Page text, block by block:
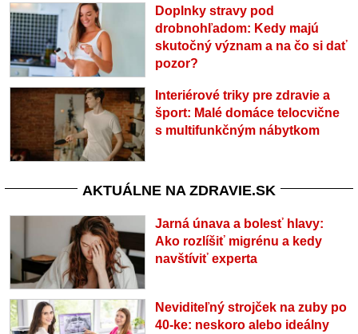
Doplnky stravy pod
drobnohľadom: Kedy majú
skutočný význam a na čo si dať
pozor?
Interiérové triky pre zdravie a
šport: Malé domáce telocvične
s multifunkčným nábytkom
AKTUÁLNE NA ZDRAVIE.SK
Jarná únava a bolesť hlavy:
Ako rozlíšiť migrénu a kedy
navštíviť experta
Neviditeľný strojček na zuby po
40-ke: neskoro alebo ideálny